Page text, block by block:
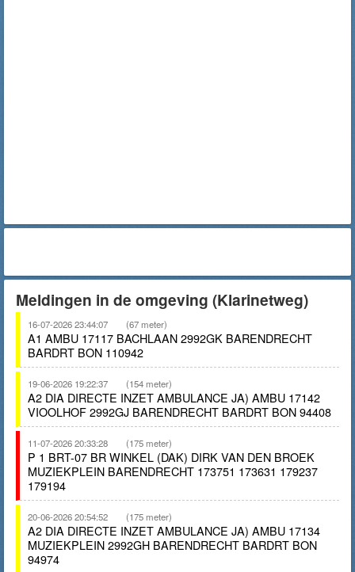
Meldingen in de omgeving (Klarinetweg)
16-07-2026 23:44:07 (67 meter)
A1 AMBU 17117 BACHLAAN 2992GK BARENDRECHT
BARDRT BON 110942
19-06-2026 19:22:37 (154 meter)
A2 DIA DIRECTE INZET AMBULANCE JA) AMBU 17142
VIOOLHOF 2992GJ BARENDRECHT BARDRT BON 94408
11-07-2026 20:33:28 (175 meter)
P 1 BRT-07 BR WINKEL (DAK) DIRK VAN DEN BROEK
MUZIEKPLEIN BARENDRECHT 173751 173631 179237
179194
20-06-2026 20:54:52 (175 meter)
A2 DIA DIRECTE INZET AMBULANCE JA) AMBU 17134
MUZIEKPLEIN 2992GH BARENDRECHT BARDRT BON
94974